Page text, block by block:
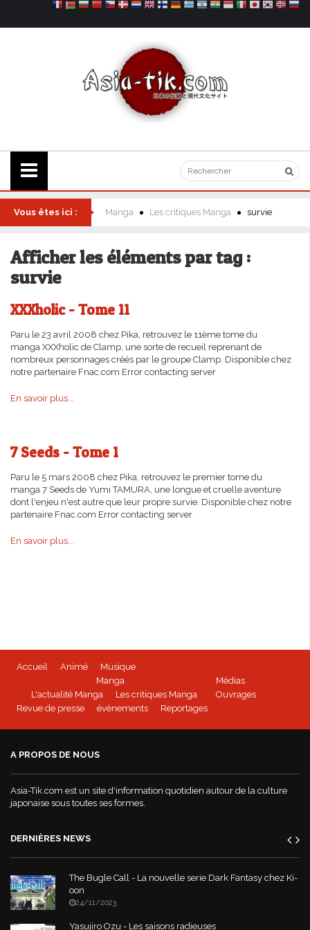
Vous êtes ici : Manga Les critiques Manga survie
Afficher les éléments par tag :
survie
XXXholic - Tome 11
Paru le 23 avril 2008 chez Pika, retrouvez le 11ème tome du
manga XXXholic de Clamp, une sorte de recueil reprenant de
nombreux personnages créés par le groupe Clamp. Disponible chez
notre partenaire Fnac.com Error contacting server
En savoir plus...
7 Seeds - Tome 1
Paru le 5 mars 2008 chez Pika, retrouvez le premier tome du
manga 7 Seeds de Yumi TAMURA, une longue et cruelle aventure
dont l'enjeu n'est autre que leur propre survie. Disponible chez notre
partenaire Fnac.com Error contacting server
En savoir plus...
Accueil Animé
Musique
Manga
L'actualité Manga
Les critiques Manga
Médias
Ouvrages
Revue de presse
évènements Reportages
A PROPOS DE NOUS
Asia-Tik.com est un site d'information quotidien autour de la culture
japonaise sous toutes ses formes.
DERNIÈRES NEWS
The Bugle Call - La nouvelle serie Dark Fantasy chez Ki-
oon
24/11/2023
Yasujiro Ozu - Les saisons radieuses